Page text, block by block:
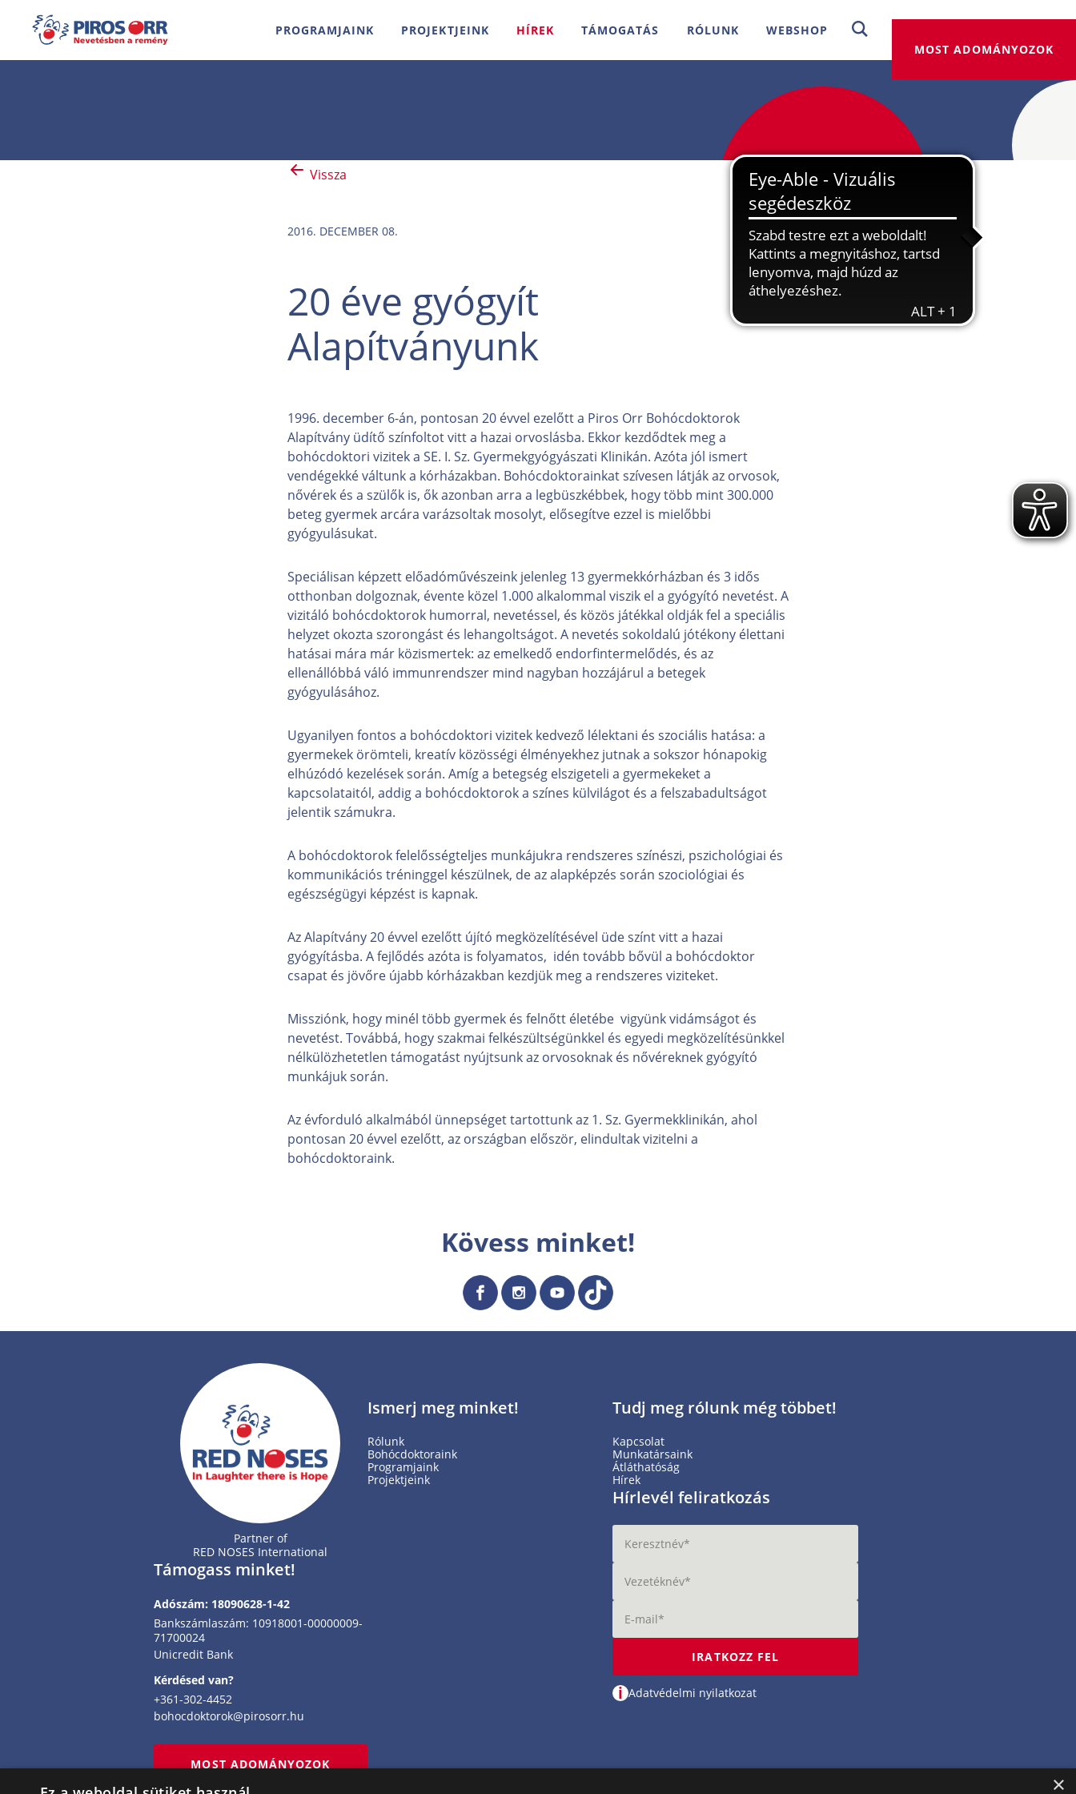
MOST ADOMÁNYOZOK
PROGRAMJAINK PROJEKTJEINK HÍREK TÁMOGATÁS RÓLUNK WEBSHOP
Vissza
2016. DECEMBER 08.
20 éve gyógyít
Alapítványunk
1996. december 6-án, pontosan 20 évvel ezelőtt a Piros Orr Bohócdoktorok
Alapítvány üdítő színfoltot vitt a hazai orvoslásba. Ekkor kezdődtek meg a
bohócdoktori vizitek a SE. I. Sz. Gyermekgyógyászati Klinikán. Azóta jól ismert
vendégekké váltunk a kórházakban. Bohócdoktorainkat szívesen látják az orvosok,
nővérek és a szülők is, ők azonban arra a legbüszkébbek, hogy több mint 300.000
beteg gyermek arcára varázsoltak mosolyt, elősegítve ezzel is mielőbbi
gyógyulásukat.
Speciálisan képzett előadóművészeink jelenleg 13 gyermekkórházban és 3 idős
otthonban dolgoznak, évente közel 1.000 alkalommal viszik el a gyógyító nevetést. A
vizitáló bohócdoktorok humorral, nevetéssel, és közös játékkal oldják fel a speciális
helyzet okozta szorongást és lehangoltságot. A nevetés sokoldalú jótékony élettani
hatásai mára már közismertek: az emelkedő endorfintermelődés, és az
ellenállóbbá váló immunrendszer mind nagyban hozzájárul a betegek
gyógyulásához.
Ugyanilyen fontos a bohócdoktori vizitek kedvező lélektani és szociális hatása: a
gyermekek örömteli, kreatív közösségi élményekhez jutnak a sokszor hónapokig
elhúzódó kezelések során. Amíg a betegség elszigeteli a gyermekeket a
kapcsolataitól, addig a bohócdoktorok a színes külvilágot és a felszabadultságot
jelentik számukra.
A bohócdoktorok felelősségteljes munkájukra rendszeres színészi, pszichológiai és
kommunikációs tréninggel készülnek, de az alapképzés során szociológiai és
egészségügyi képzést is kapnak.
Az Alapítvány 20 évvel ezelőtt újító megközelítésével üde színt vitt a hazai
gyógyításba. A fejlődés azóta is folyamatos, idén tovább bővül a bohócdoktor
csapat és jövőre újabb kórházakban kezdjük meg a rendszeres viziteket.
Missziónk, hogy minél több gyermek és felnőtt életébe vigyünk vidámságot és
nevetést. Továbbá, hogy szakmai felkészültségünkkel és egyedi megközelítésünkkel
nélkülözhetetlen támogatást nyújtsunk az orvosoknak és nővéreknek gyógyító
munkájuk során.
Az évforduló alkalmából ünnepséget tartottunk az 1. Sz. Gyermekklinikán, ahol
pontosan 20 évvel ezelőtt, az országban először, elindultak vizitelni a
bohócdoktoraink.
Kövess minket!
Partner of
RED NOSES International
Támogass minket!
Adószám: 18090628-1-42
Bankszámlaszám: 10918001-00000009-
71700024
Unicredit Bank
Kérdésed van?
+361-302-4452
bohocdoktorok@pirosorr.hu
MOST ADOMÁNYOZOK
Ismerj meg minket!
Rólunk
Bohócdoktoraink
Programjaink
Projektjeink
Tudj meg rólunk még többet!
Kapcsolat
Munkatársaink
Átláthatóság
Hírek
Hírlevél feliratkozás
IRATKOZZ FEL
i Adatvédelmi nyilatkozat
×